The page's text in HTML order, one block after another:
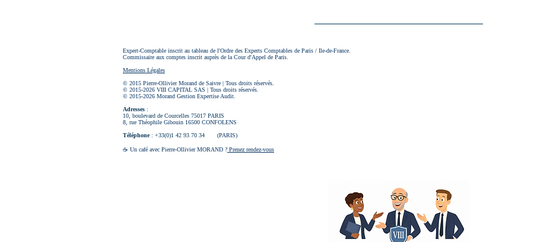
Expert-Comptable inscrit au tableau de l'Ordre des Experts Comptables de Paris / Ile-de-France.
Commissaire aux comptes inscrit auprès de la Cour d'Appel de Paris.
Mentions Légales
© 2015 Pierre-Ollivier Morand de Saivre | Tous droits réservés.
© 2015-2026 VIII CAPITAL SAS | Tous droits réservés.
© 2015-2026 Morand Gestion Expertise Audit.
Adresses :
10, boulevard de Courcelles 75017 PARIS
8, rue Théophile Gibouin 16500 CONFOLENS
Téléphone : +33(0)1 42 93 70 34 (PARIS)
☕ Un café avec Pierre-Ollivier MORAND ? Prenez rendez-vous